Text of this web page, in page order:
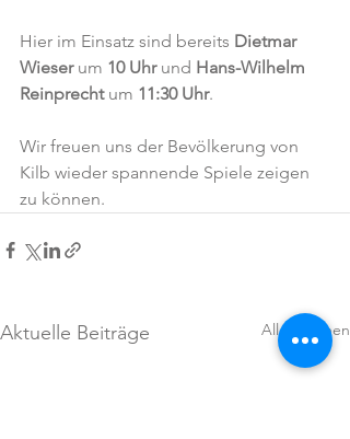
Hier im Einsatz sind bereits Dietmar
Wieser um 10 Uhr und Hans-Wilhelm
Reinprecht um 11:30 Uhr.
Wir freuen uns der Bevölkerung von
Kilb wieder spannende Spiele zeigen
zu können.
Aktuelle Beiträge Alle ansehen